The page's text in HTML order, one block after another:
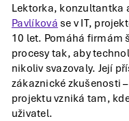
Lektorka, konzultantka
Pavlíková se v IT,
10 let. Pomáhá firmám
procesy tak, aby
nikoliv svazovaly. Její
zákaznické zkušenosti
projektu vzniká tam,
uživatel.